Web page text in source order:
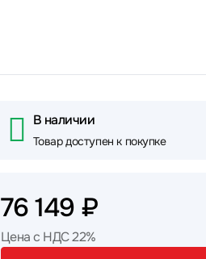
В наличии
Товар доступен к покупке
76 149 ₽
Цена с НДС 22%